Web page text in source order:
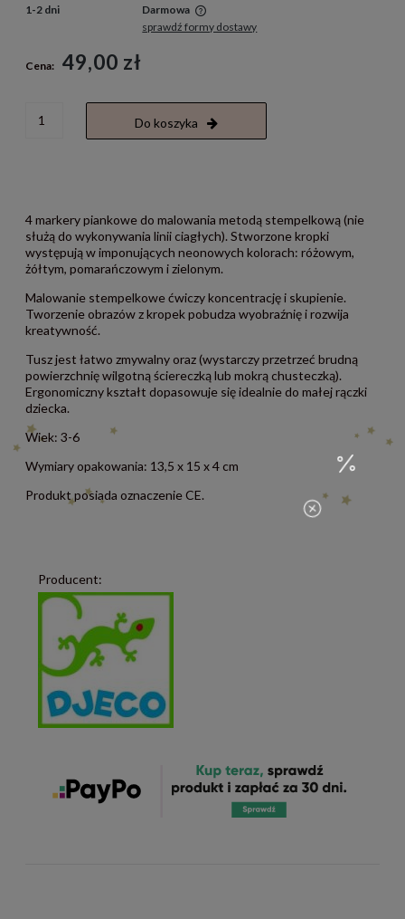
1-2 dni
Darmowa
Cena nie zawiera ewentualnych kosztów płatności
sprawdź formy dostawy
Cena: 49,00 zł
Do koszyka
4 markery piankowe do malowania metodą stempelkową (nie
służą do wykonywania linii ciagłych). Stworzone kropki
występują w imponujących neonowych kolorach: różowym,
żółtym, pomarańczowym i zielonym.
Malowanie stempelkowe ćwiczy koncentrację i skupienie.
Tworzenie obrazów z kropek pobudza wyobraźnię i rozwija
kreatywność.
Tusz jest łatwo zmywalny oraz (wystarczy przetrzeć brudną
powierzchnię wilgotną ściereczką lub mokrą chusteczką).
Ergonomiczny kształt dopasowuje się idealnie do małej rączki
dziecka.
Wiek: 3-6
Wymiary opakowania: 13,5 x 15 x 4 cm
Produkt posiada oznaczenie CE.
Producent: